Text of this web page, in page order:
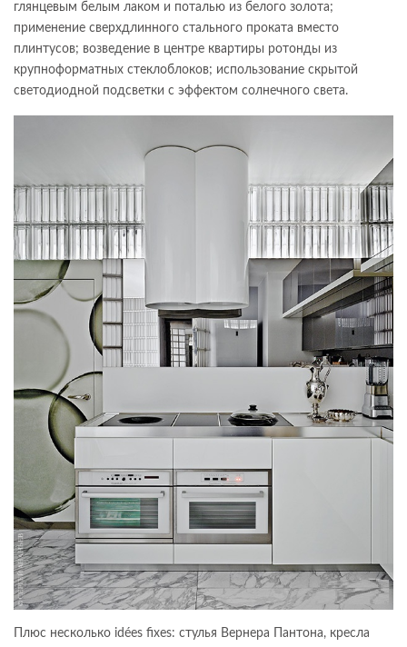
глянцевым белым лаком и поталью из белого золота;
применение сверхдлинного стального проката вместо
плинтусов; возведение в центре квартиры ротонды из
крупноформатных стеклоблоков; использование скрытой
светодиодной подсветки с эффектом солнечного света.
Плюс несколько idées fixes: стулья Вернера Пантона, кресла